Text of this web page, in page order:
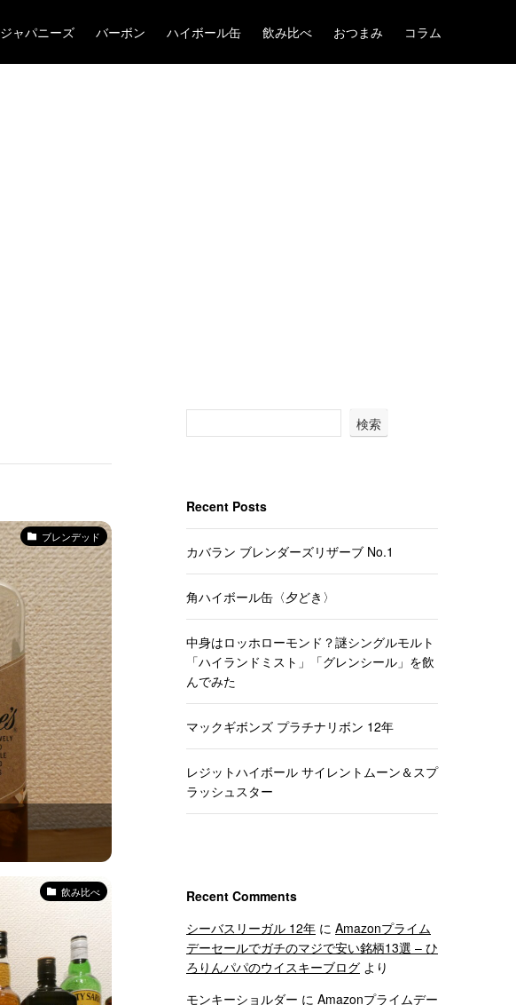
ジャパニーズ バーボン ハイボール缶 飲み比べ おつまみ コラム
ブレンデッド
飲み比べ
検索
Recent Posts
カバラン ブレンダーズリザーブ No.1
角ハイボール缶〈夕どき〉
中身はロッホローモンド？謎シングルモルト
「ハイランドミスト」「グレンシール」を飲
んでみた
マックギボンズ プラチナリボン 12年
レジットハイボール サイレントムーン＆スプ
ラッシュスター
Recent Comments
シーバスリーガル 12年 に Amazonプライム
デーセールでガチのマジで安い銘柄13選 – ひ
ろりんパパのウイスキーブログ より
モンキーショルダー に Amazonプライムデー